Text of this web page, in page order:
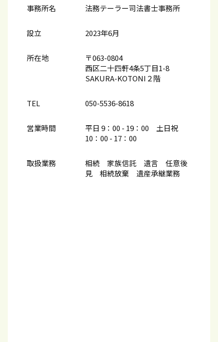
事務所名 法務テーラー司法書士事務所
設立 2023年6月
所在地
〒063-0804
西区二十四軒4条5丁目1-8
SAKURA-KOTONI２階
TEL 050-5536-8618
営業時間
平日 9：00 - 19：00 土日祝
10：00​ - 17：00
取扱業務
相続 家族信託 遺言 任意後
見 相続放棄 遺産承継業務